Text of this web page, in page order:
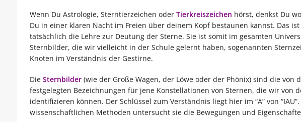
Wenn Du Astrologie, Sterntierzeichen oder Tierkreiszeichen hörst, denkst Du
Du in einer klaren Nacht im Freien über deinem Kopf bestaunen kannst. Das
tatsächlich die Lehre zur Deutung der Sterne. Sie ist somit im gesamten
Sternbilder, die wir vielleicht in der Schule gelernt haben, sogenannten
Knoten im Verständnis der Gestirne.
Die Sternbilder(wie der Große Wagen, der Löwe oder der Phönix) sind die von
festgelegten Bezeichnungen für jene Konstellationen von Sternen, die wir von
identifizieren können. Der Schlüssel zum Verständnis liegt hier im “A” von
wissenschaftlichen Methoden untersucht sie die Bewegungen und